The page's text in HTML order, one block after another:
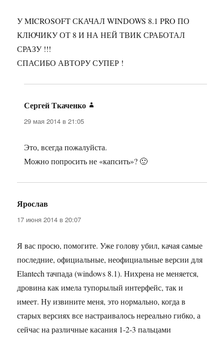
У MICROSOFT СКАЧАЛ WINDOWS 8.1 PRO ПО
КЛЮЧИКУ ОТ 8 И НА НЕЙ ТВИК СРАБОТАЛ
СРАЗУ !!!
СПАСИБО АВТОРУ СУПЕР !
Сергей Ткаченко
29 мая 2014 в 21:05
Это, всегда пожалуйста.
Можно попросить не «капсить»? 🙂
Ярослав
17 июня 2014 в 20:07
Я вас просю, помогите. Уже голову убил, качая самые
последние, официальные, неофициальные версии для
Elantech тачпада (windows 8.1). Нихрена не меняется,
дровина как имела тупорылый интерфейс, так и
имеет. Ну извините меня, это нормально, когда в
старых версиях все настраивалось нереально гибко, а
сейчас на различные касания 1-2-3 пальцами